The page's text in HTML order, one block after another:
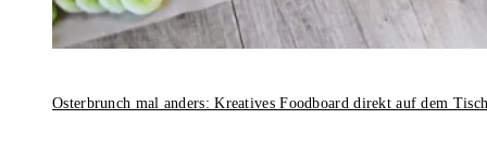
Osterbrunch mal anders: Kreatives Foodboard direkt auf dem